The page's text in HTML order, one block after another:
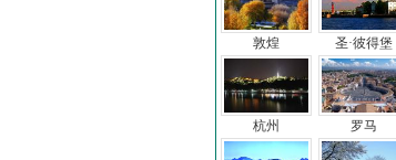
敦煌
杭州
圣·彼得堡
罗马